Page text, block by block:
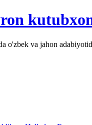
o'zbek va jahon